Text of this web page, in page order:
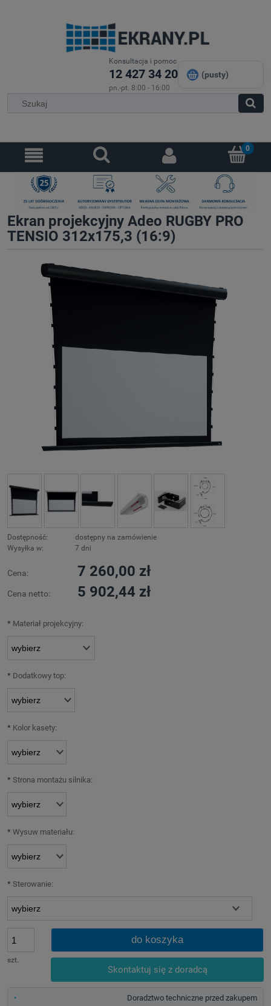
Konsultacja i pomoc
12 427 34 20
pn.-pt. 8:00 - 16:00
(pusty)
Ekran projekcyjny Adeo RUGBY PRO
TENSIO 312x175,3 (16:9)
Dostępność:
dostępny na zamówienie
Wysyłka w:
7 dni
Cena: 7 260,00 zł
Cena netto: 5 902,44 zł
* Materiał projekcyjny:
* Dodatkowy top:
* Kolor kasety:
* Strona montażu silnika:
* Wysuw materiału:
* Sterowanie:
szt.
do koszyka
Skontaktuj się z doradcą
Doradztwo techniczne przed zakupem